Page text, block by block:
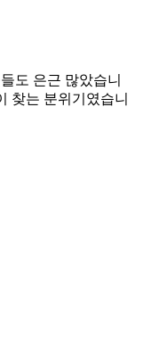
도 은근 많았습니
찾는 분위기였습니